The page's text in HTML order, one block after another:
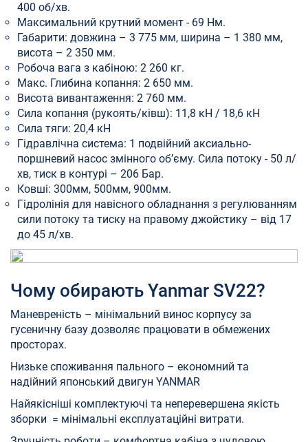
400 об/хв.
Максимальний крутний момент - 69 Нм.
Габарити: довжина – 3 775 мм, ширина – 1 380 мм,
висота – 2 350 мм.
Робоча вага з кабіною: 2 260 кг.
Макс. Глибина копання: 2 650 мм.
Висота вивантаження: 2 760 мм.
Сила копання (рукоять/ківш): 11,8 кН / 18,6 кН
Сила тяги: 20,4 кН
Гідравлічна система: 1 подвійний аксиально-
поршневий насос змінного об’єму. Сила потоку - 50 л/
хв, тиск в контурі – 206 Бар.
Ковші: 300мм, 500мм, 900мм.
Гідролінія для навісного обладнання з регулюванням
сили потоку та тиску на правому джойстику – від 17
до 45 л/хв.
Чому обирають Yanmar SV22?
Маневреність – мінімальний винос корпусу за
гусеничну базу дозволяє працювати в обмежених
просторах.
Низьке споживання пального – економний та
надійний японський двигун YANMAR
Найякісніші комплектуючі та неперевершена якість
зборки = мінімальні експлуатаційні витрати.